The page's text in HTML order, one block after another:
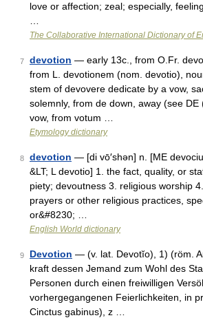
love or affection; zeal; especially,
The Collaborative International Dictionary of
7 devotion — early 13c., from O.Fr.
from L. devotionem (nom. devotio),
stem of devovere dedicate by a vow,
solemnly, from de down, away (see
vow, from votum …
Etymology dictionary
8 devotion — [di vō′shən] n. [ME
&LT; L devotio] 1. the fact, quality, or
piety; devoutness 3. religious worship
prayers or other religious practices,
or&#8230; …
English World dictionary
9 Devotion — (v. lat. Devotĭo), 1) (röm.
kraft dessen Jemand zum Wohl des
Personen durch einen freiwilligen
vorhergegangenen Feierlichkeiten, in
Cinctus gabinus), z …